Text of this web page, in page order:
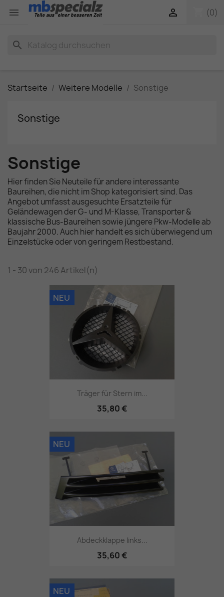
 (0)

search
Startseite Weitere Modelle Sonstige
Sonstige
Sonstige
Hier finden Sie Neuteile für andere interessante
Baureihen, die nicht im Shop kategorisiert sind. Das
Angebot umfasst ausgesuchte Ersatzteile für
Geländewagen der G- und M-Klasse, Transporter &
klassische Bus-Baureihen sowie jüngere Pkw-Modelle ab
Baujahr 2000. Auch hier handelt es sich überwiegend um
Einzelstücke oder von geringem Restbestand.
1 - 30 von 246 Artikel(n)
Träger für Stern im...
35,80 €
NEU
Abdeckklappe links...
35,60 €
NEU
NEU